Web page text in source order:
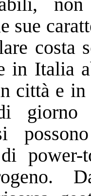
sue
costa
in Italia
città e in
di
power-